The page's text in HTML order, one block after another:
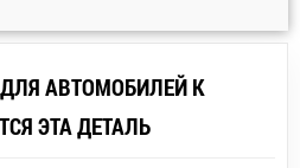
АВТОМОБИЛЕЙ К
ЭТА ДЕТАЛЬ